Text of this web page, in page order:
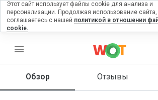
menu
Обзор Отзывы
на
Как бы
Этот сайт использует файлы cookie для анализа и
персонализации. Продолжая использование
соглашаетесь с нашей политикой в отношении
cookie.